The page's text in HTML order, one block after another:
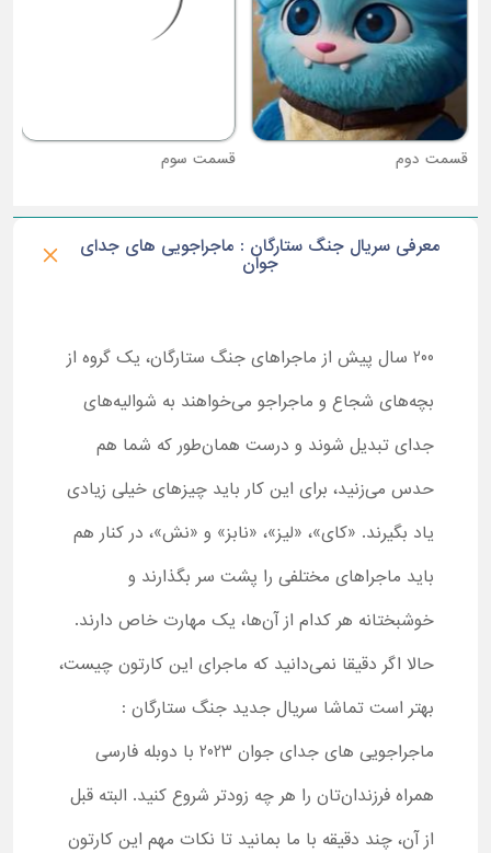
قسمت دوم قسمت سوم
معرفی سریال جنگ ستارگان : ماجراجویی های جدای
جوان
200 سال پیش از ماجراهای جنگ ستارگان، یک گروه از
بچه‌های شجاع و ماجراجو می‌خواهند به شوالیه‌های
جدای تبدیل شوند و درست همان‌طور که شما هم
حدس می‌زنید، برای این کار باید چیزهای خیلی زیادی
یاد بگیرند. «کای»، «لیز»، «نابز» و «نش»، در کنار هم
باید ماجراهای مختلفی را پشت سر بگذارند و
خوشبختانه هر کدام از آن‌ها، یک مهارت خاص دارند.
حالا اگر دقیقا نمی‌دانید که ماجرای این کارتون چیست،
بهتر است تماشا سریال جدید جنگ ستارگان :
ماجراجویی های جدای جوان 2023 با دوبله فارسی
همراه فرزندان‌تان را هر چه زودتر شروع کنید. البته قبل
از آن، چند دقیقه با ما بمانید تا نکات مهم این کارتون